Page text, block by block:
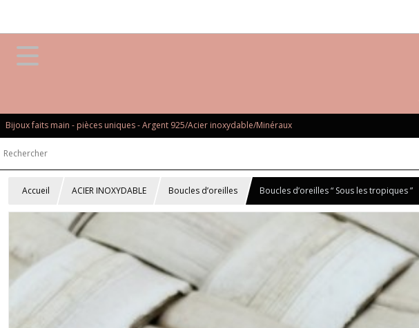
Bijoux faits main - pièces uniques - Argent 925/Acier inoxydable/Minéraux
Accueil ACIER INOXYDABLE Boucles d’oreilles Boucles d’oreilles “ Sous les tropiques ”